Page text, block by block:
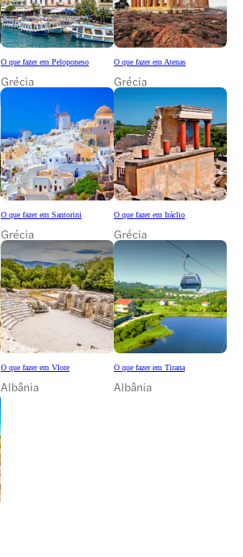
O que fazer em Peloponeso
Grécia
O que fazer em Atenas
Grécia
O que fazer em Santorini
Grécia
O que fazer em Iráclio
Grécia
O que fazer em Vlore
Albânia
O que fazer em Tirana
Albânia